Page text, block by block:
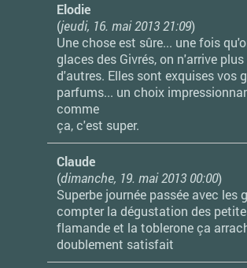
Elodie
(jeudi, 16. mai 2013 21:09)
Une chose est sûre... une fois
glaces des Givrés, on n'arrive
d'autres. Elles sont exquises vos
parfums... un choix
comme
ça, c'est super.
Claude
(dimanche, 19. mai 2013 00:00)
Superbe journée passée avec les
compter la dégustation des
flamande et la toblerone ça
doublement satisfait